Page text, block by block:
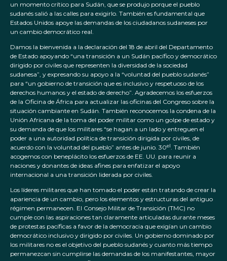
un momento crítico para Sudán, que se produjo porque el pueblo
sudanés salió a las calles para exigirlo. También es fundamental que
Estados Unidos apoye las demandas de los ciudadanos sudaneses por
un cambio democrático real.
Damos la bienvenida a la declaración del 18 de abril del Departamento
de Estado apoyando “una transición a un Sudán pacífico y democrático
dirigido por civiles que representen la diversidad de la sociedad
sudanesa”, y expresando su apoyo a la “voluntad del pueblo sudanés”
para “un gobierno de transición que es inclusivo y respetuoso de los
derechos humanos y el estado de derecho”. Agradecemos los esfuerzos
de la Oficina de África para actualizar las oficinas del Congreso sobre la
situación cambiante en Sudán. También reconocemos la condena de la
Unión Africana de la toma del poder militar como un golpe de estado y
su demanda de que los militares “se hagan a un lado y entreguen el
poder a una autoridad política de transición dirigida por civiles, de
acuerdo con la voluntad del pueblo” antes de junio. 30el. También
acogemos con beneplácito los esfuerzos de EE. UU. para reunir a
naciones y donantes de ideas afines para enfatizar el apoyo
internacional a una transición liderada por civiles.
Los líderes militares que han tomado el poder están tratando de crear la
apariencia de un cambio, pero los elementos y estructuras del antiguo
régimen permanecen. El Consejo Militar de Transición (TMC) no
cumple con las aspiraciones tan claramente articuladas durante meses
de protestas pacíficas a favor de la democracia que exigían un cambio
democrático inclusivo y dirigido por civiles. Un gobierno dominado por
los militares no es el objetivo del pueblo sudanés y cuanto más tiempo
permanezcan sin cumplirse las demandas de los manifestantes, mayor